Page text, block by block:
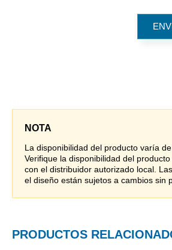
NOTA
La disponibilidad del producto varía
Verifique la disponibilidad del
con el distribuidor autorizado local.
el diseño están sujetos a cambios sin
PRODUCTOS